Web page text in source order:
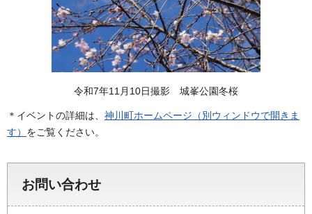
令和7年11月10日撮影 城峯公園冬桜
＊イベントの詳細は、 神川町ホームページ（別ウィンドウで開きま
す） をご覧ください。
お問い合わせ